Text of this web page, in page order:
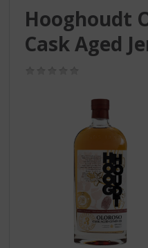
Hooghoudt
Cask Aged